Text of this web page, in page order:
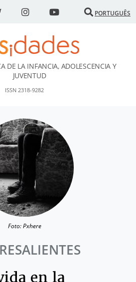
PORTUGUÊS
DE LA INFANCIA, ADOLESCENCIA Y
JUVENTUD
ISSN 2318-9282
Foto: Pxhere
en la